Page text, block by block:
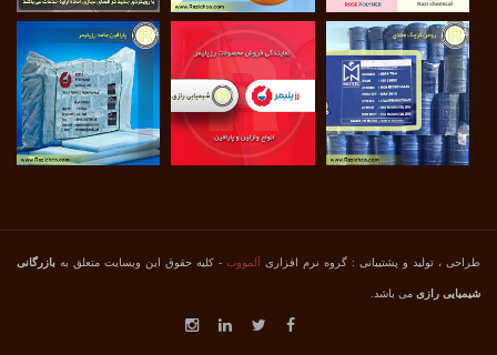
طراحی ، تولید و پشتیبانی : گروه نرم افزاری آلمووب - کلیه حقوق این وبسایت متعلق به بازرگانی
شیمیایی رازی می باشد.